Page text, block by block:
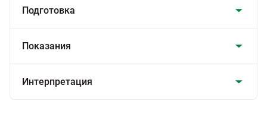
Подготовка
Показания
Интерпретация